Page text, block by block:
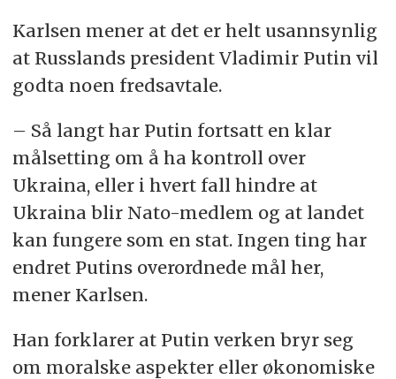
Karlsen mener at det er helt usannsynlig
at Russlands president Vladimir Putin vil
godta noen fredsavtale.
– Så langt har Putin fortsatt en klar
målsetting om å ha kontroll over
Ukraina, eller i hvert fall hindre at
Ukraina blir Nato-medlem og at landet
kan fungere som en stat. Ingen ting har
endret Putins overordnede mål her,
mener Karlsen.
Han forklarer at Putin verken bryr seg
om moralske aspekter eller økonomiske